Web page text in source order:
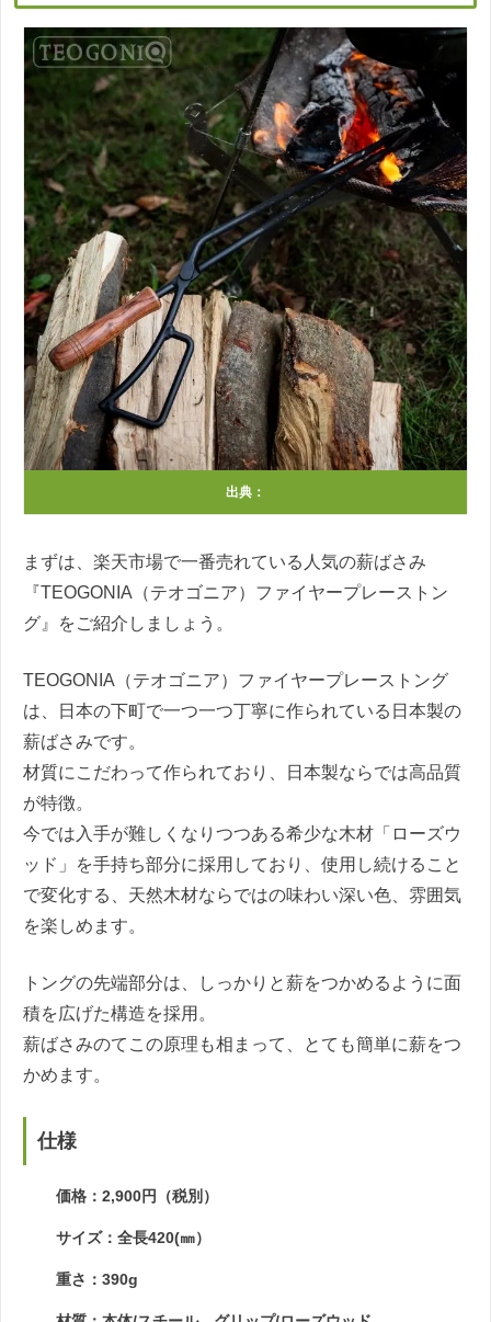
出典：
まずは、楽天市場で一番売れている人気の薪ばさみ
『TEOGONIA（テオゴニア）ファイヤープレーストン
グ』をご紹介しましょう。
TEOGONIA（テオゴニア）ファイヤープレーストング
は、日本の下町で一つ一つ丁寧に作られている日本製の
薪ばさみです。
材質にこだわって作られており、日本製ならでは高品質
が特徴。
今では入手が難しくなりつつある希少な木材「ローズウ
ッド」を手持ち部分に採用しており、使用し続けること
で変化する、天然木材ならではの味わい深い色、雰囲気
を楽しめます。
トングの先端部分は、しっかりと薪をつかめるように面
積を広げた構造を採用。
薪ばさみのてこの原理も相まって、とても簡単に薪をつ
かめます。
仕様
価格：2,900円（税別）
サイズ：全長420(㎜）
重さ：390g